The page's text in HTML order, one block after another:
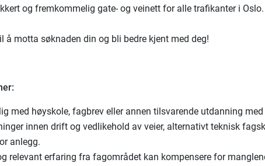
og fremkommelig gate- og veinett for alle trafikanter i Oslo.
å motta søknaden din og bli bedre kjent med deg!
med høyskole, fagbrev eller annen tilsvarende utdanning med
innen drift og vedlikehold av veier, alternativt teknisk
anlegg.
relevant erfaring fra fagområdet kan kompensere for